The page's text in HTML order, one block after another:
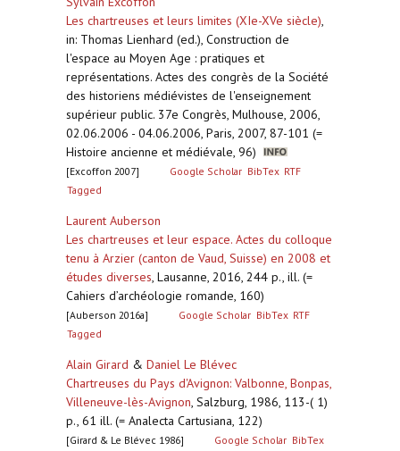
Les chartreuses et leurs limites (XIe-XVe siècle),
in: Thomas Lienhard (ed.), Construction de
l'espace au Moyen Age : pratiques et
représentations. Actes des congrès de la Société
des historiens médiévistes de l'enseignement
supérieur public. 37e Congrès, Mulhouse, 2006,
02.06.2006 - 04.06.2006, Paris, 2007, 87-101 (=
Histoire ancienne et médiévale, 96)
[Excoffon 2007] Google Scholar BibTex RTF
Tagged
Laurent Auberson
Les chartreuses et leur espace. Actes du colloque
tenu à Arzier (canton de Vaud, Suisse) en 2008 et
études diverses, Lausanne, 2016, 244 p., ill. (=
Cahiers d’archéologie romande, 160)
[Auberson 2016a] Google Scholar BibTex RTF
Tagged
Alain Girard & Daniel Le Blévec
Chartreuses du Pays d'Avignon: Valbonne, Bonpas,
Villeneuve-lès-Avignon, Salzburg, 1986, 113-( 1)
p., 61 ill. (= Analecta Cartusiana, 122)
[Girard & Le Blévec 1986] Google Scholar BibTex